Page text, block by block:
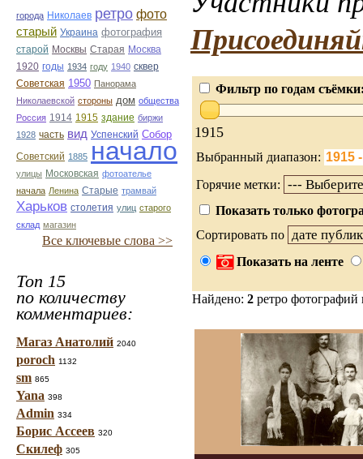
города Николаев ретро фото
старый Украина фотография
старой Москвы Старая Москва
1920 годы 1934 году 1940 сквер
Советская 1950 Панорама
Николаевской стороны дом общества
Россия 1914 1915 здание биржи
1928 часть вид Успенский Собор
Советский 1885 начало
улицы Московская фотоателье
начала Ленина Старые трамвай
Харьков столетия улиц старого
склад магазин
Все ключевые слова >>
Топ 15
по количеству
комментариев:
Магаз Анатолий 2040
poroch 1132
sm 865
Yana 398
Admin 334
Борис Ассеев 320
Скилеф 305
Фильтр по годам
1915
Выбранный диапазон:
Горячие метки:
Показать только
Сортировать по
Показать на ленте
Найдено: 2 ретро